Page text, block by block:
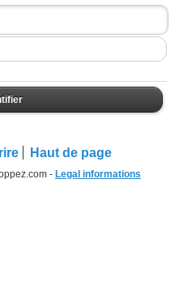
Haut de page
- Legal informations